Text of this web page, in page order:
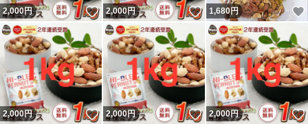
2,000円 いいね！
2,000円 いいね！
1,680円
2,000円 いいね！
2,000円 いいね！
2,000円